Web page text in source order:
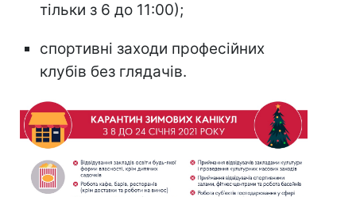
тільки з 6 до 11:00);
спортивні заходи професійних
клубів без глядачів.